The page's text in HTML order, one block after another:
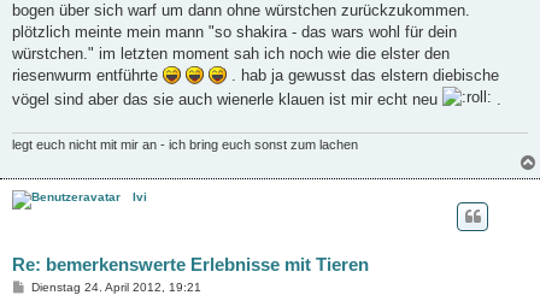
bogen über sich warf um dann ohne würstchen zurückzukommen.
plötzlich meinte mein mann "so shakira - das wars wohl für dein
würstchen." im letzten moment sah ich noch wie die elster den
riesenwurm entführte
. hab ja gewusst das elstern diebische
vögel sind aber das sie auch wienerle klauen ist mir echt neu
.
legt euch nicht mit mir an - ich bring euch sonst zum lachen
Ivi
Re: bemerkenswerte Erlebnisse mit Tieren
BDienstag 24. April 2012, 19:21